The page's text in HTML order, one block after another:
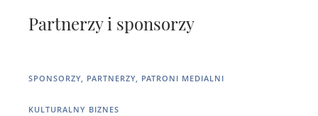
Partnerzy i sponsorzy
SPONSORZY, PARTNERZY, PATRONI MEDIALNI
KULTURALNY BIZNES